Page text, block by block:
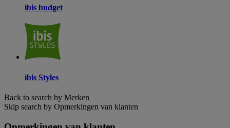
ibis budget
ibis Styles
Back to search by Merken
Skip search by Opmerkingen van klanten